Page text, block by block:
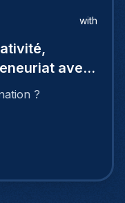
with
avec
?